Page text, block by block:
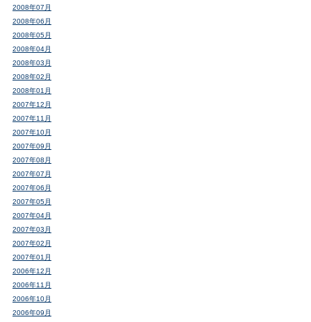
2008年07月
2008年06月
2008年05月
2008年04月
2008年03月
2008年02月
2008年01月
2007年12月
2007年11月
2007年10月
2007年09月
2007年08月
2007年07月
2007年06月
2007年05月
2007年04月
2007年03月
2007年02月
2007年01月
2006年12月
2006年11月
2006年10月
2006年09月